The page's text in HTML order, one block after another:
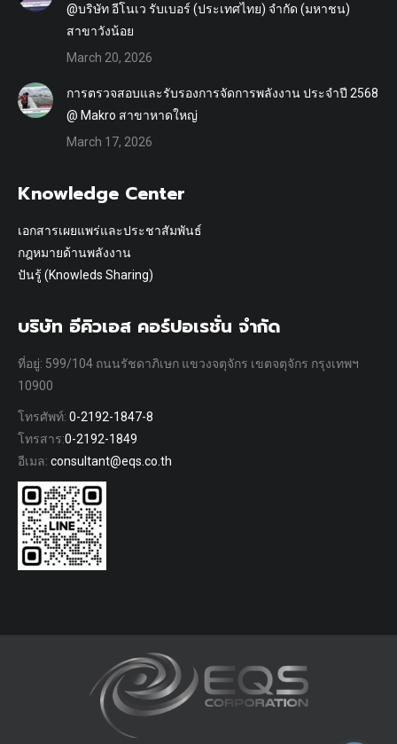
@บริษัท อีโนเว รับเบอร์ (ประเทศไทย) จำกัด (มหาชน)
สาขาวังน้อย
March 20, 2026
การตรวจสอบและรับรองการจัดการพลังงาน ประจำปี 2568
@ Makro สาขาหาดใหญ่
March 17, 2026
Knowledge Center
เอกสารเผยแพร่และประชาสัมพันธ์
กฎหมายด้านพลังงาน
ปันรู้ (Knowleds Sharing)
บริษัท อีคิวเอส คอร์ปอเรชั่น จำกัด
ที่อยู่: 599/104 ถนนรัชดาภิเษก แขวงจตุจักร เขตจตุจักร กรุงเทพฯ
10900
โทรศัพท์: 0-2192-1847-8
โทรสาร:0-2192-1849
อีเมล: consultant@eqs.co.th